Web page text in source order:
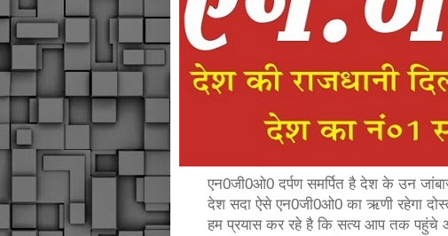
एन0जी0ओ0 दर्पण समर्पित है देश के उन
देश सदा ऐसे एन0जी0ओ0 का ऋणी रहेगा
हम प्रयास कर रहे है कि सत्य आप तक पहुंचे